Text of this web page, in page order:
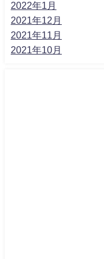
2022年1月
2021年12月
2021年11月
2021年10月